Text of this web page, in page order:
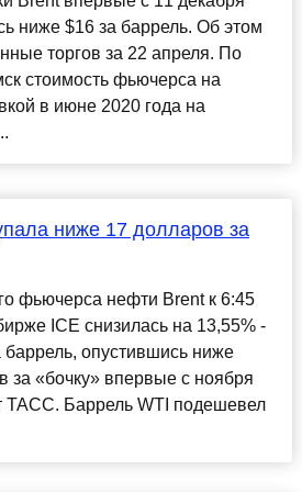
ниже $16 за баррель. Об этом
торгов за 22 апреля. По
стоимость фьючерса на
в июне 2020 года на
ниже 17 долларов за
фьючерса нефти Brent к 6:45
ICE снизилась на 13,55% -
баррель, опустившись ниже
за «бочку» впервые с ноября
ТАСС. Баррель WTI подешевел